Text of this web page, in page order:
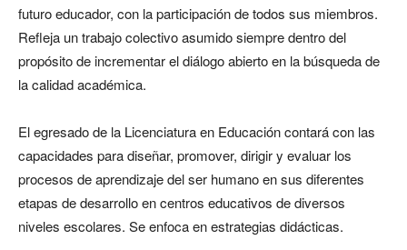
futuro educador, con la participación de todos sus miembros.
Refleja un trabajo colectivo asumido siempre dentro del
propósito de incrementar el diálogo abierto en la búsqueda de
la calidad académica.
El egresado de la Licenciatura en Educación contará con las
capacidades para diseñar, promover, dirigir y evaluar los
procesos de aprendizaje del ser humano en sus diferentes
etapas de desarrollo en centros educativos de diversos
niveles escolares. Se enfoca en estrategias didácticas.